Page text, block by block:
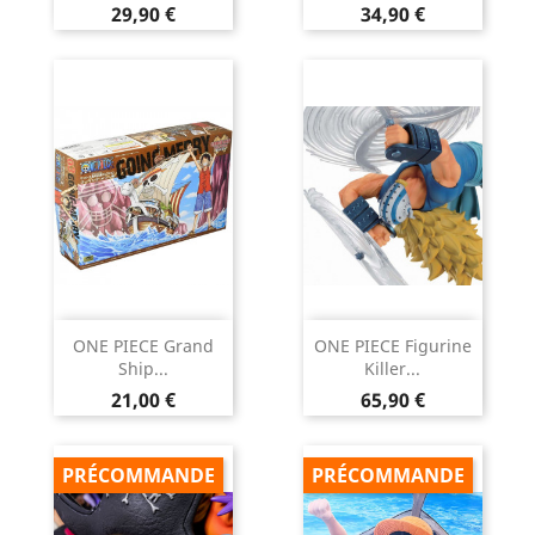
Prix
29,90 € Prix
34,90 €
ONE PIECE Grand
Ship...
Prix
21,00 €
ONE PIECE Figurine
Killer...
Prix
65,90 €
PRÉCOMMANDE PRÉCOMMANDE